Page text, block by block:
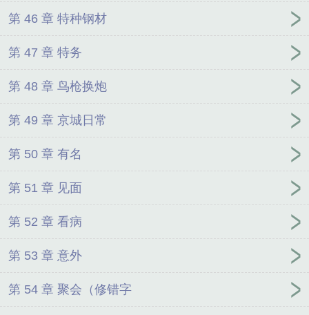
第 46 章 特种钢材
第 47 章 特务
第 48 章 鸟枪换炮
第 49 章 京城日常
第 50 章 有名
第 51 章 见面
第 52 章 看病
第 53 章 意外
第 54 章 聚会（修错字